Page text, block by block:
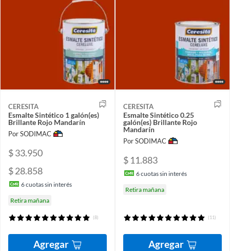
CERESITA
Esmalte Sintético 1 galón(es)
Brillante Rojo Mandarín
Por SODIMAC
$ 33.950
$ 28.858
6cuotas sin interés
Retira mañana
(8)
Agregar
CERESITA
Esmalte Sintético 0.25
galón(es) Brillante Rojo
Mandarín
Por SODIMAC
$ 11.883
6cuotas sin interés
Retira mañana
(11)
Agregar